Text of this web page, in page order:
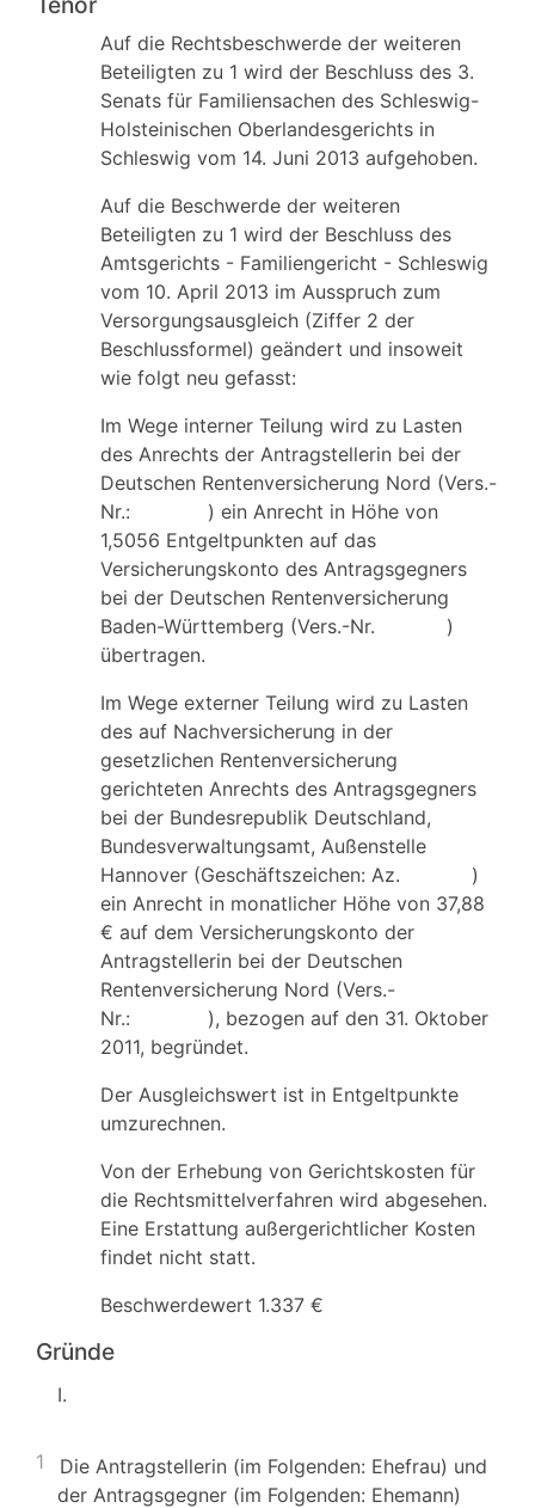
Auf die Rechtsbeschwerde der weiteren
Beteiligten zu 1 wird der Beschluss des 3.
Senats für Familiensachen des Schleswig-
Holsteinischen Oberlandesgerichts in
Schleswig vom 14. Juni 2013 aufgehoben.
Auf die Beschwerde der weiteren
Beteiligten zu 1 wird der Beschluss des
Amtsgerichts - Familiengericht - Schleswig
vom 10. April 2013 im Ausspruch zum
Versorgungsausgleich (Ziffer 2 der
Beschlussformel) geändert und insoweit
wie folgt neu gefasst:
Im Wege interner Teilung wird zu Lasten
des Anrechts der Antragstellerin bei der
Deutschen Rentenversicherung Nord (Vers.-
Nr.: ) ein Anrecht in Höhe von
1,5056 Entgeltpunkten auf das
Versicherungskonto des Antragsgegners
bei der Deutschen Rentenversicherung
Baden-Württemberg (Vers.-Nr. )
übertragen.
Im Wege externer Teilung wird zu Lasten
des auf Nachversicherung in der
gesetzlichen Rentenversicherung
gerichteten Anrechts des Antragsgegners
bei der Bundesrepublik Deutschland,
Bundesverwaltungsamt, Außenstelle
Hannover (Geschäftszeichen: Az. )
ein Anrecht in monatlicher Höhe von 37,88
€ auf dem Versicherungskonto der
Antragstellerin bei der Deutschen
Rentenversicherung Nord (Vers.-
Nr.: ), bezogen auf den 31. Oktober
2011, begründet.
Der Ausgleichswert ist in Entgeltpunkte
umzurechnen.
Von der Erhebung von Gerichtskosten für
die Rechtsmittelverfahren wird abgesehen.
Eine Erstattung außergerichtlicher Kosten
findet nicht statt.
Beschwerdewert 1.337 €
Gründe
I.
1
Die Antragstellerin (im Folgenden: Ehefrau) und
der Antragsgegner (im Folgenden: Ehemann)